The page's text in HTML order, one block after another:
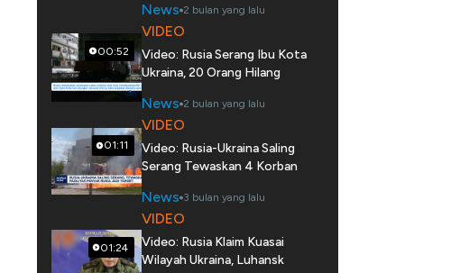
News 2 bulan yang lalu
00:52
VIDEO
Video: Rusia Serang Ibu Kota
Ukraina, 20 Orang Hilang
News 2 bulan yang lalu
01:11
VIDEO
Video: Rusia-Ukraina Saling
Serang Tewaskan 4 Korban
News 3 bulan yang lalu
01:24
VIDEO
Video: Rusia Klaim Kuasai
Wilayah Ukraina, Luhansk